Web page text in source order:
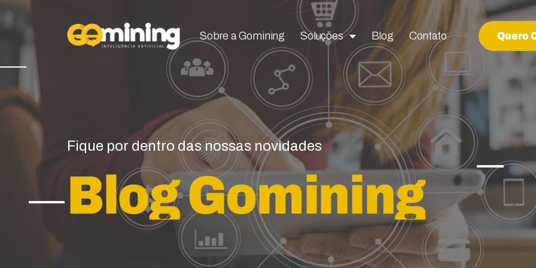
Sobre a Gomining Soluções Blog Contato Quero
Sobre a Gomining Soluções Blog Contato Quero
Fique por dentro das nossas novidades
Blog Gomining